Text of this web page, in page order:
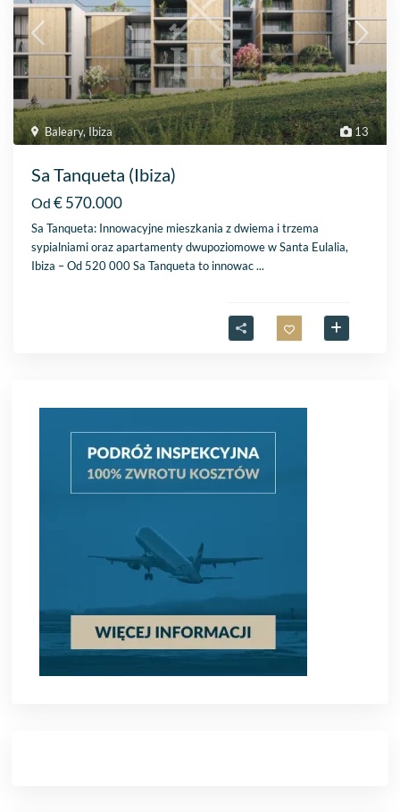
13
Baleary,Ibiza
Sa Tanqueta (Ibiza)
Od € 570.000
Sa Tanqueta: Innowacyjne mieszkania z dwiema i trzema
sypialniami oraz apartamenty dwupoziomowe w Santa Eulalia,
Ibiza – Od 520 000 Sa Tanqueta to innowac...